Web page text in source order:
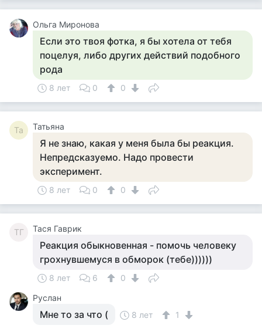
Ольга Миронова
Если это твоя фотка, я бы хотела от тебя
поцелуя, либо других действий подобного
рода
8 лет 0 0
Та Татьяна
Я не знаю, какая у меня была бы реакция.
Непредсказуемо. Надо провести
эксперимент.
8 лет 0 0
ТГ Тася Гаврик
Реакция обыкновенная - помочь человеку
грохнувшемуся в обморок (тебе))))))
8 лет 6
0
Руслан
Мне то за что ( 8 лет 1